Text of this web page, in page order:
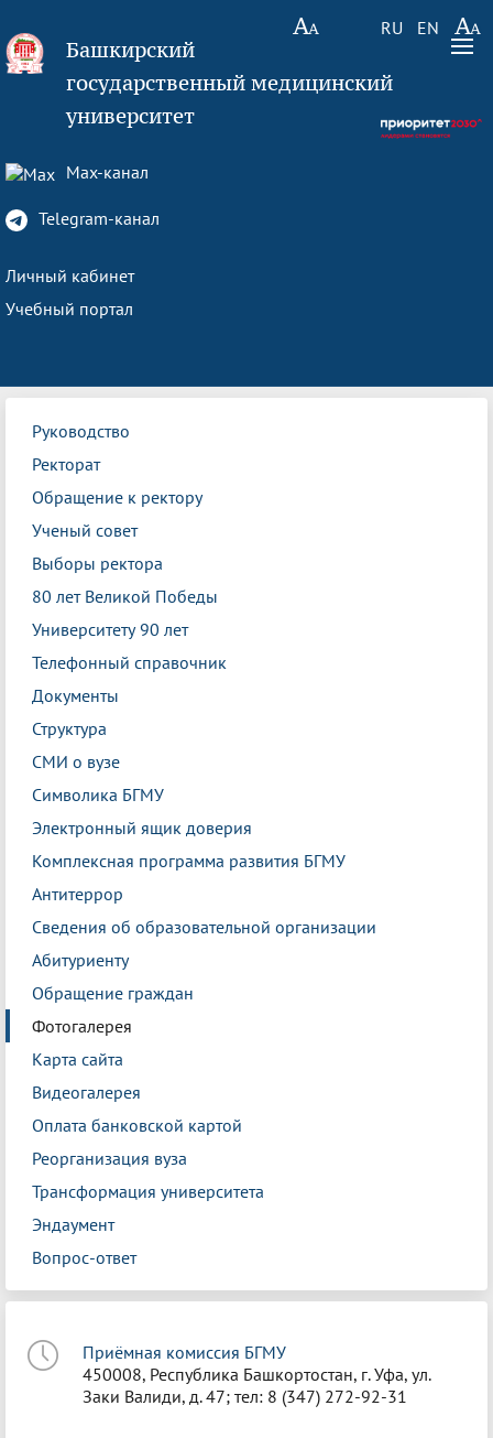
RU EN
Башкирский
государственный медицинский
университет
Max-канал
Telegram-канал
Личный кабинет
Учебный портал
Руководство
Ректорат
Обращение к ректору
Ученый совет
Выборы ректора
80 лет Великой Победы
Университету 90 лет
Телефонный справочник
Документы
Структура
СМИ о вузе
Символика БГМУ
Электронный ящик доверия
Комплексная программа развития БГМУ
Антитеррор
Сведения об образовательной организации
Абитуриенту
Обращение граждан
Фотогалерея
Карта сайта
Видеогалерея
Оплата банковской картой
Реорганизация вуза
Трансформация университета
Эндаумент
Вопрос-ответ
Приёмная комиссия БГМУ
450008, Республика Башкортостан, г. Уфа, ул.
Заки Валиди, д. 47; тел: 8 (347) 272-92-31